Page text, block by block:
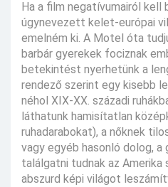
Ha a film negatívumairól kell
úgynevezett kelet-európai
emelném ki. A Motel óta
barbár gyerekek fociznak
betekintést nyerhetünk a
rendező szerint egy kisebb
néhol XIX-XX. századi
láthatunk hamisítatlan
ruhadarabokat), a nőknek
vagy egyéb hasonló dolog, a
találgatni tudnak az Amerika
abszurd képi világot